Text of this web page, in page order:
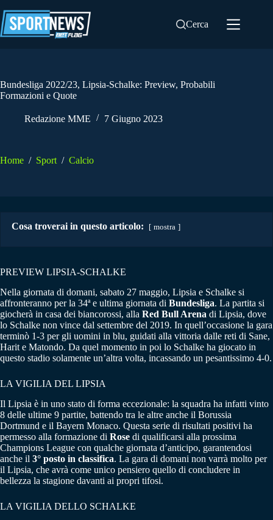
al
contenuto
Cerca
Bundesliga 2022/23, Lipsia-Schalke: Preview, Probabili
Formazioni e Quote
Redazione MME 7 Giugno 2023
Home / Sport / Calcio
Cosa troverai in questo articolo: mostra
PREVIEW LIPSIA-SCHALKE
Nella giornata di domani, sabato 27 maggio, Lipsia e Schalke si
affronteranno per la 34ª e ultima giornata di Bundesliga. La partita si
giocherà in casa dei biancorossi, alla Red Bull Arena di Lipsia, dove
lo Schalke non vince dal settembre del 2019. In quell’occasione la gara
terminò 1-3 per gli uomini in blu, guidati alla vittoria dalle reti di Sane,
Harit e Matondo. Da quel momento in poi lo Schalke ha giocato in
questo stadio solamente un’altra volta, incassando un pesantissimo 4-0.
LA VIGILIA DEL LIPSIA
Il Lipsia è in uno stato di forma eccezionale: la squadra ha infatti vinto
8 delle ultime 9 partite, battendo tra le altre anche il Borussia
Dortmund e il Bayern Monaco. Questa serie di risultati positivi ha
permesso alla formazione di Rose di qualificarsi alla prossima
Champions League con qualche giornata d’anticipo, garantendosi
anche il 3° posto in classifica. La gara di domani non varrà molto per
il Lipsia, che avrà come unico pensiero quello di concludere in
bellezza la stagione davanti ai propri tifosi.
LA VIGILIA DELLO SCHALKE